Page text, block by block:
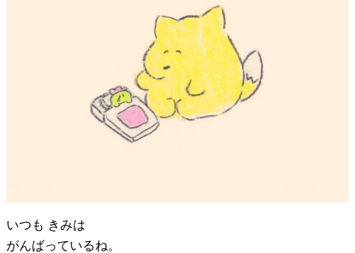
いつも きみは
がんばっているね。